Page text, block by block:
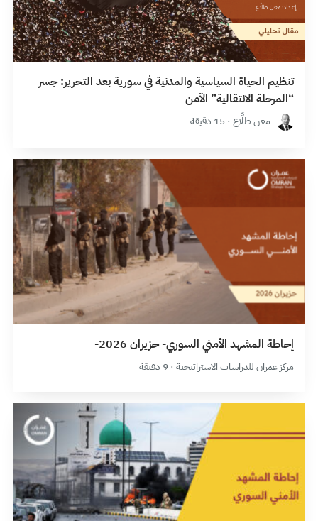
تنظيم الحياة السياسية والمدنية في سورية بعد التحرير: جسر
“المرحلة الانتقالية” الآمن
معن طلَّاع · 15 دقيقة
إحاطة المشهد الأمني السوري- حزيران 2026-
مركز عمران للدراسات الاستراتيجية · 9 دقيقة